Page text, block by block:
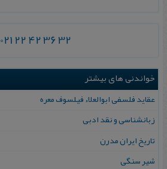
021 22 42 36 32
خواندنی های بیشتر
عقاید فلسفی‌ ابوالعلاء فیلسوف‌ معره‌
زبانشناسی و نقد ادبی
تاریخ ایران مدرن
شیر سنگی